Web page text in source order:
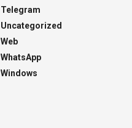
Telegram
Uncategorized
Web
WhatsApp
Windows